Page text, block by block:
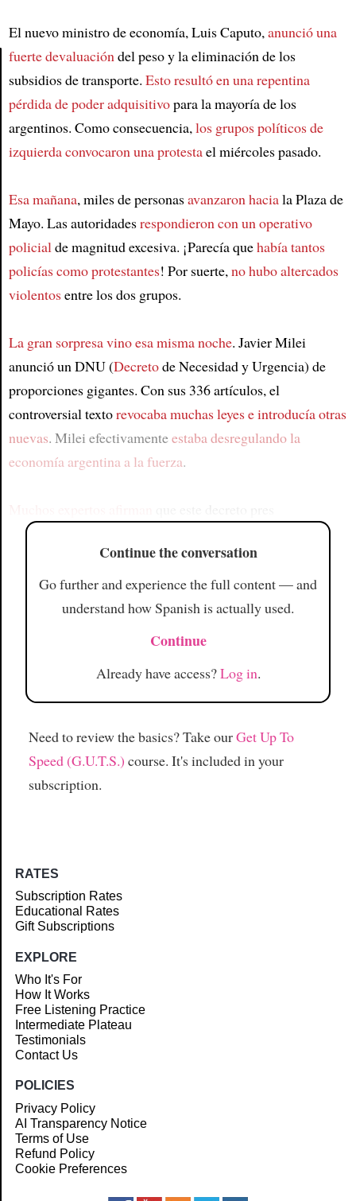
El nuevo ministro de economía, Luis Caputo,anunció una
fuerte devaluacióndel peso y la eliminación de los
subsidios de transporte. Esto resultó en una repentina
pérdida de poder adquisitivopara la mayoría de los
argentinos. Como consecuencia,los grupos políticos de
izquierda convocaron una protestael miércoles pasado.
Esa mañana, miles de personasavanzaron haciala Plaza de
Mayo. Las autoridadesrespondieron con un operativo
policialde magnitud excesiva. ¡Parecía quehabía tantos
policías como protestantes! Por suerte,no hubo altercados
violentosentre los dos grupos.
La gran sorpresa vino esa misma noche. Javier Milei
anunció un DNU (Decretode Necesidad y Urgencia) de
proporciones gigantes. Con sus 336 artículos, el
controversial textorevocaba muchas leyes e introducía otras
nuevas. Milei efectivamenteestaba desregulando la
economía argentina a la fuerza.
Continue the conversation
Go further and experience the full content — and
understand how Spanish is actually used.
Continue
Already have access?Log in.
Need to review the basics? Take ourGet Up To
Speed (G.U.T.S.) course. It's included in your
subscription.
RATES
Subscription Rates
Educational Rates
Gift Subscriptions
EXPLORE
Who It's For
How It Works
Free Listening Practice
Intermediate Plateau
Testimonials
Contact Us
POLICIES
Privacy Policy
AI Transparency Notice
Terms of Use
Refund Policy
Cookie Preferences